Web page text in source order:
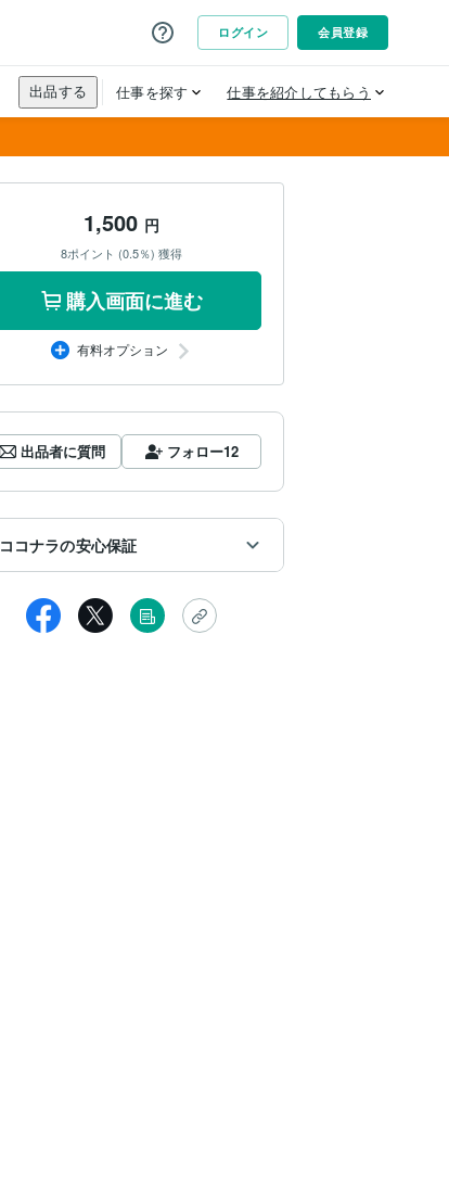
1,500 円
8ポイント (0.5％) 獲得
購入画面に進む
有料オプション
出品者に質問 フォロー12
ココナラの安心保証